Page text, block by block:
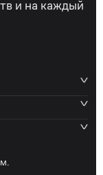
и на каждый